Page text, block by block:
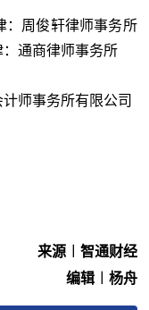
：周俊轩律师事务所
通商律师事务所
师事务所有限公司
来源︱智通财经
编辑︱杨舟